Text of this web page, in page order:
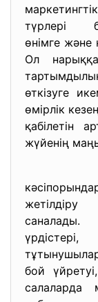
өнімге және
Ол
өткізуге
өмірлік
қабілетін
жүйенің
жетілдіру
бой
салаларда